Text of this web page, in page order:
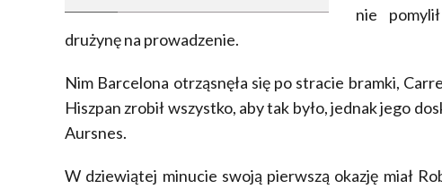
nie
drużynę na prowadzenie.
Nim Barcelona otrząsnęła się po stracie bramki,
Hiszpan zrobił wszystko, aby tak było, jednak jego
Aursnes.
W dziewiątej minucie swoją pierwszą okazję miał